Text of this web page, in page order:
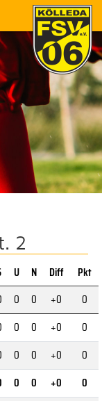
2
U N Diff
Pkt
0 0 +0
0
0 0 +0
0
0 0 +0
0
0 0 +0
0